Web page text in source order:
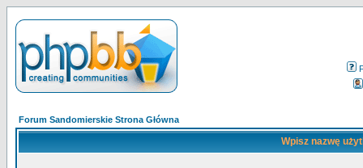
Forum Sandomierskie Strona Główna
Wpisz nazwę